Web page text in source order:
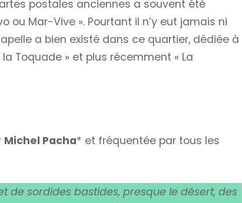
postales anciennes a souvent été
ou Mar-Vive ». Pourtant il n’y eut jamais ni
a bien existé dans ce quartier, dédiée à
Toquade » et plus récemment « La
Michel Pacha* et fréquentée par tous les
de sordides bastides, presque le désert, des